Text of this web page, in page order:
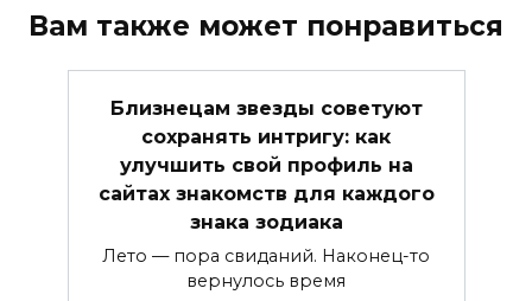
Вам также может понравиться
Близнецам звезды советуют
сохранять интригу: как
улучшить свой профиль на
сайтах знакомств для каждого
знака зодиака
Лето — пора свиданий. Наконец-то
вернулось время